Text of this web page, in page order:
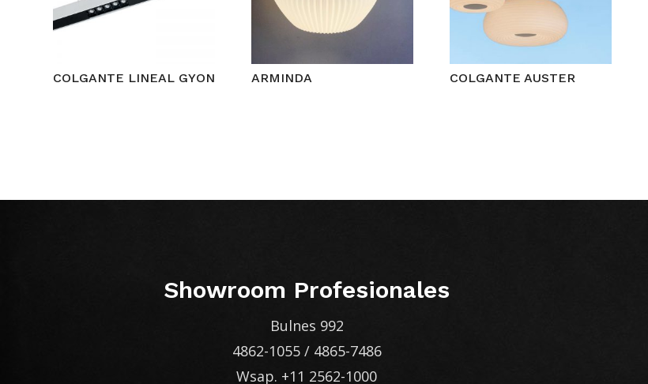
COLGANTE LINEAL GYON ARMINDA COLGANTE AUSTER
Showroom Profesionales
Bulnes 992
4862-1055/ 4865-7486
Wsap. +11 2562-1000